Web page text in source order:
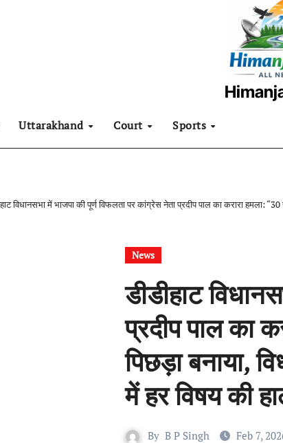
Uttarakhand Court Sports
विधानसभा में भाजपा की पूर्ण विफलता पर कांग्रेस नेता प्रदीप पाल का करारा हमला:
News
डीडीहाट
प्रदीप पाल का
पिछड़ा बनाया,
में हर विषय की
By B P Singh Feb 7,